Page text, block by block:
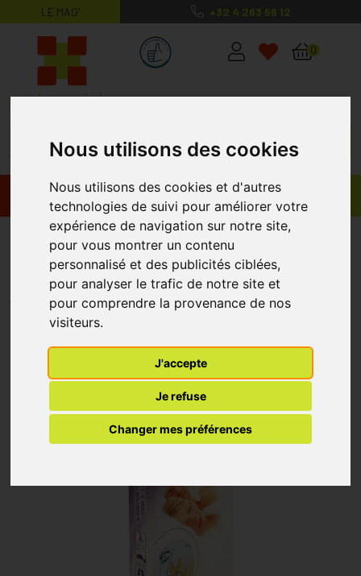
Nous utilisons des cookies
Nous utilisons des cookies et d'autres
technologies de suivi pour améliorer votre
expérience de navigation sur notre site,
pour vous montrer un contenu
personnalisé et des publicités ciblées,
pour analyser le trafic de notre site et
pour comprendre la provenance de nos
visiteurs.
J'accepte
Je refuse
Changer mes préférences
LE MAG’ +32 4 263 56 12
MaPharmacie.be ma santé, mes
0
Promos Produits
Airmax Classic Dilatateur Nasal
Small 2
AIRMAX